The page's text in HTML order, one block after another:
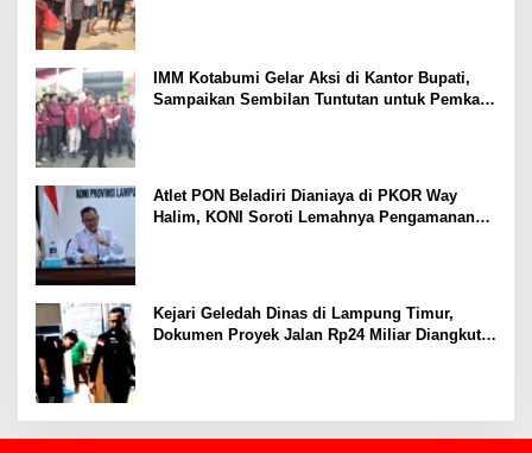
IMM Kotabumi Gelar Aksi di Kantor Bupati,
Sampaikan Sembilan Tuntutan untuk Pemkab
Atlet PON Beladiri Dianiaya di PKOR Way
Halim, KONI Soroti Lemahnya Pengamanan
Kejari Geledah Dinas di Lampung Timur,
Dokumen Proyek Jalan Rp24 Miliar Diangkut